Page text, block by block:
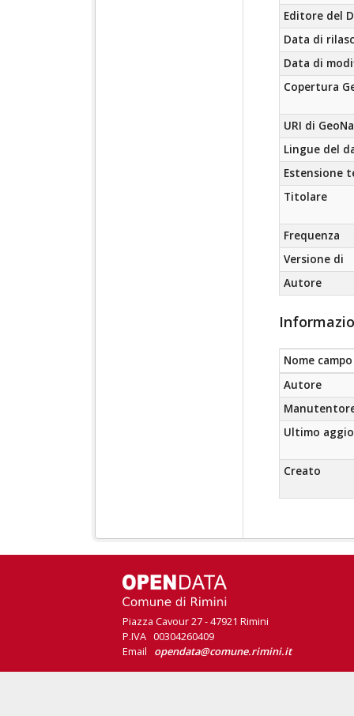
Editore del
Data di
Data di
Copertura
URI di
Lingue del
Estensione
Titolare
Frequenza
Versione di
Autore
Nome campo
Autore
Ultimo
Creato
Piazza Cavour 27 - 47921 Rimini
P.IVA 00304260409
Email opendata@comune.rimini.it